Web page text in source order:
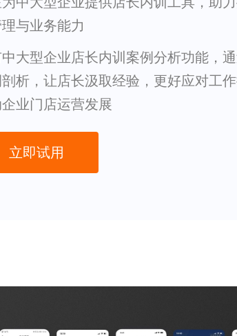
与业务能力
大型企业店长内训案例分析功能，
析，让店长汲取经验，更好应对工作
业门店运营发展
立即试用